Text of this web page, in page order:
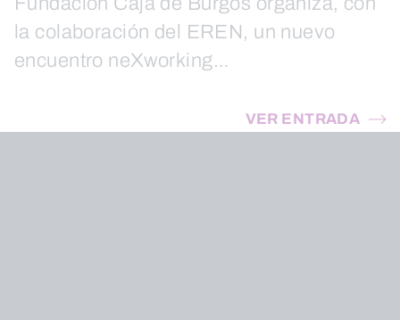
la colaboración del EREN, un nuevo
encuentro neXworking…
VER ENTRADA